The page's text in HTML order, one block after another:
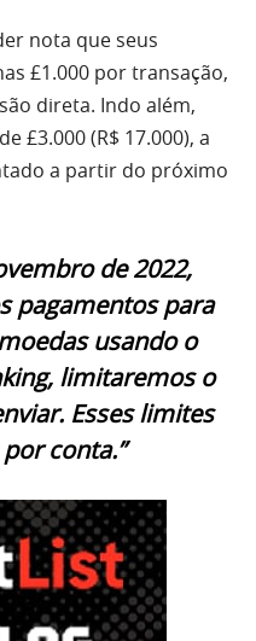
nota que seus
£1.000 por transação,
direta. Indo além,
£3.000 (R$ 17.000), a
a partir do próximo
de 2022,
pagamentos para
usando o
limitaremos o
Esses limites
conta.”